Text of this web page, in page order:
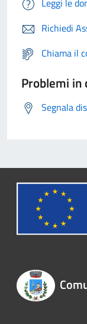
Leggi le
Richiedi
Chiama il
Problemi in
Segnala